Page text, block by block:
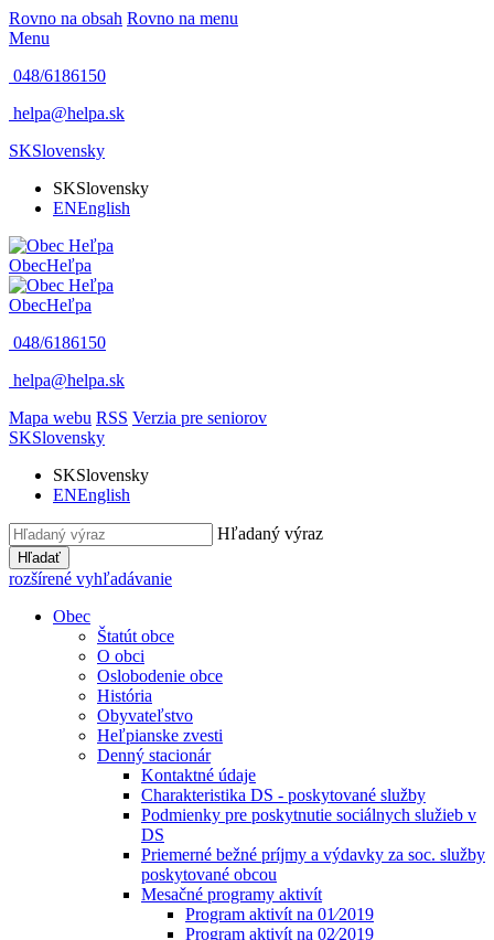
Rovno na obsah Rovno na menu
Menu
048/6186150
helpa@helpa.sk
SKSlovensky
SKSlovensky
ENEnglish
ObecHeľpa
ObecHeľpa
048/6186150
helpa@helpa.sk
Mapa webu RSS Verzia pre seniorov
SKSlovensky
SKSlovensky
ENEnglish
Hľadaný výraz
Hľadať
rozšírené vyhľadávanie
Obec
Štatút obce
O obci
Oslobodenie obce
História
Obyvateľstvo
Heľpianske zvesti
Denný stacionár
Kontaktné údaje
Charakteristika DS - poskytované služby
Podmienky pre poskytnutie sociálnych služieb v
DS
Priemerné bežné príjmy a výdavky za soc. služby
poskytované obcou
Mesačné programy aktivít
Program aktivít na 01⁄2019
Program aktivít na 02⁄2019